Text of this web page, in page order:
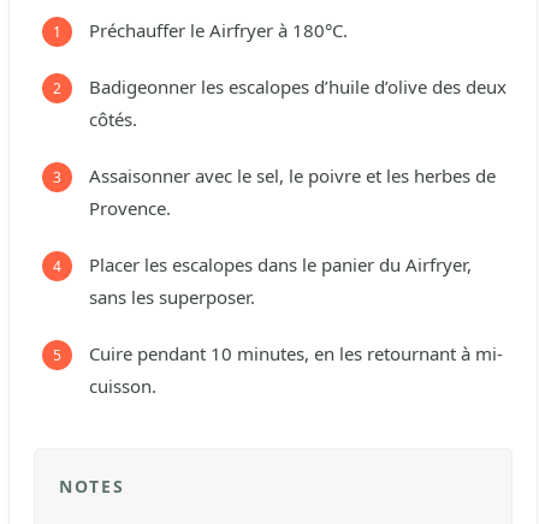
Préchauffer le Airfryer à 180°C.
Badigeonner les escalopes d’huile d’olive des deux
côtés.
Assaisonner avec le sel, le poivre et les herbes de
Provence.
Placer les escalopes dans le panier du Airfryer,
sans les superposer.
Cuire pendant 10 minutes, en les retournant à mi-
cuisson.
NOTES